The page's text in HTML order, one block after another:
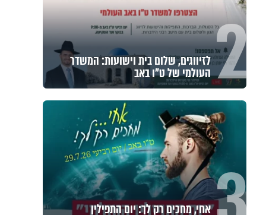
2 לזיווגים, שלום בית וישועות: המשדר
העולמי של ט"ו באב
אחי, מחכים רק לך: יום התפילין